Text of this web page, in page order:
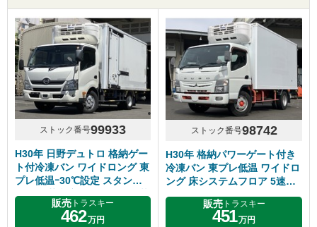
ストック番号99933
H30年 日野デュトロ 格納ゲー
ト付冷凍バン ワイドロング 東
プレ低温ｰ30℃設定 スタンバ
イ付き 荷台床キーストン 積載
2900㎏ シフト6速MT
販売 トラスキー
462万円
ストック番号98742
H30年 格納パワーゲート付き
冷凍バン 東プレ低温 ワイドロ
ング 床システムフロア 5速マ
ニュアル ふそうキャンター
販売トラスキー
451万円